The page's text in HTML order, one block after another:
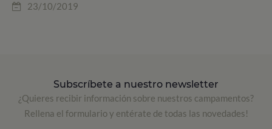
23/10/2019
Subscríbete a nuestro newsletter
¿Quieres recibir información sobre nuestros campamentos?
Rellena el formulario y entérate de todas las novedades!